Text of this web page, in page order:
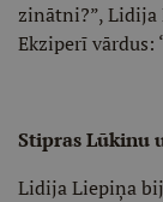
zinātni?”, Lidija
Ekziperī vārdus:
Stipras Lūkinu
Lidija Liepiņa